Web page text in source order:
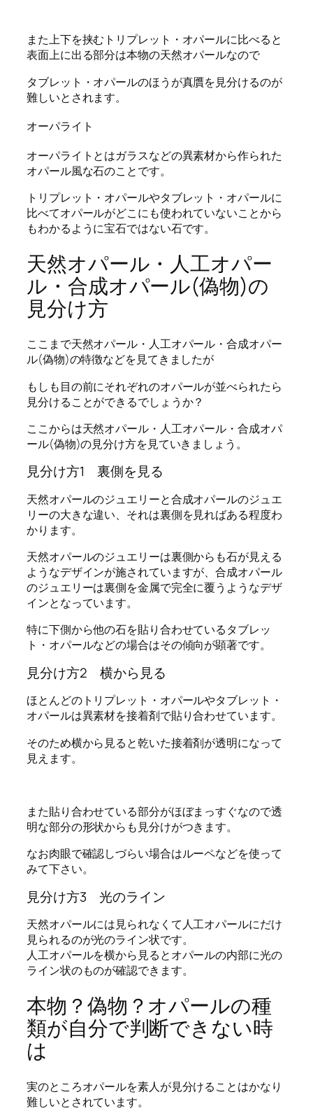
また上下を挟むトリプレット・オパールに比べると
表面上に出る部分は本物の天然オパールなので
タブレット・オパールのほうが真贋を見分けるのが
難しいとされます。
オーパライト
オーパライトとはガラスなどの異素材から作られた
オパール風な石のことです。
トリプレット・オパールやタブレット・オパールに
比べてオパールがどこにも使われていないことから
もわかるように宝石ではない石です。
天然オパール・人工オパー
ル・合成オパール(偽物)の
見分け方
ここまで天然オパール・人工オパール・合成オパー
ル(偽物)の特徴などを見てきましたが
もしも目の前にそれぞれのオパールが並べられたら
見分けることができるでしょうか？
ここからは天然オパール・人工オパール・合成オパ
ール(偽物)の見分け方を見ていきましょう。
見分け方1 裏側を見る
天然オパールのジュエリーと合成オパールのジュエ
リーの大きな違い、それは裏側を見ればある程度わ
かります。
天然オパールのジュエリーは裏側からも石が見える
ようなデザインが施されていますが、合成オパール
のジュエリーは裏側を金属で完全に覆うようなデザ
インとなっています。
特に下側から他の石を貼り合わせているタブレッ
ト・オパールなどの場合はその傾向が顕著です。
見分け方2 横から見る
ほとんどのトリプレット・オパールやタブレット・
オパールは異素材を接着剤で貼り合わせています。
そのため横から見ると乾いた接着剤が透明になって
見えます。
また貼り合わせている部分がほぼまっすぐなので透
明な部分の形状からも見分けがつきます。
なお肉眼で確認しづらい場合はルーペなどを使って
みて下さい。
見分け方3 光のライン
天然オパールには見られなくて人工オパールにだけ
見られるのが光のライン状です。
人工オパールを横から見るとオパールの内部に光の
ライン状のものが確認できます。
本物？偽物？オパールの種
類が自分で判断できない時
は
実のところオパールを素人が見分けることはかなり
難しいとされています。